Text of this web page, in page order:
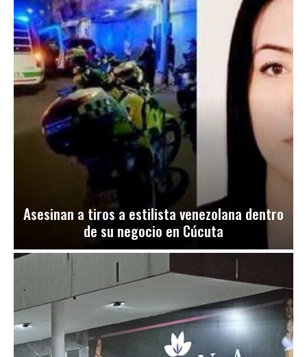
Asesinan a tiros a estilista venezolana dentro
de su negocio en Cúcuta